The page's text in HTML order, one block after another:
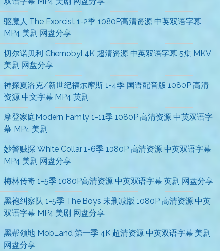
驱魔人 The Exorcist 1-2季 1080P高清资源 中英双语字幕
MP4 美剧 网盘分享
切尔诺贝利 Chernobyl 4K 超清资源 中英双语字幕 5集 MKV
美剧 网盘分享
神探夏洛克/新世纪福尔摩斯 1-4季 国语配音版 1080P 高清
资源 中文字幕 MP4 英剧
摩登家庭Modern Family 1-11季 1080P 高清资源 中英双语字
幕 MP4 美剧
妙警贼探 White Collar 1-6季 1080P 高清资源 中英双语字幕
MP4 美剧 网盘分享
梅林传奇 1-5季 1080P高清资源 中英双语字幕 英剧 网盘分享
黑袍纠察队 1-5季 The Boys 未删减版 1080P 高清资源 中英
双语字幕 MP4 美剧 网盘分享
黑帮领地 MobLand 第一季 4K 超清资源 中英双语字幕 美剧
网盘分享